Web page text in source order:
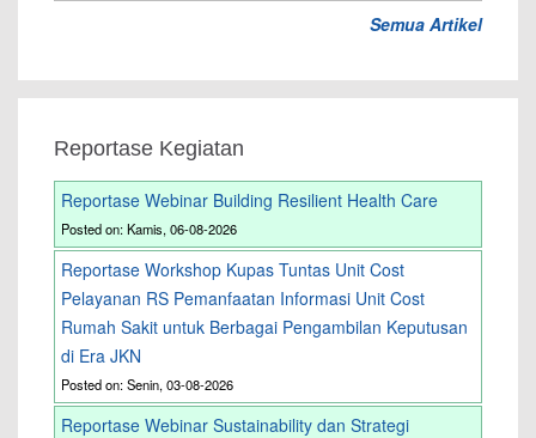
Semua Artikel
Reportase Kegiatan
Reportase Webinar Building Resilient Health Care
Posted on: Kamis, 06-08-2026
Reportase Workshop Kupas Tuntas Unit Cost
Pelayanan RS Pemanfaatan Informasi Unit Cost
Rumah Sakit untuk Berbagai Pengambilan Keputusan
di Era JKN
Posted on: Senin, 03-08-2026
Reportase Webinar Sustainability dan Strategi